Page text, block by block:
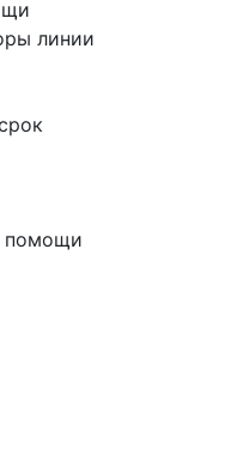
линии
помощи